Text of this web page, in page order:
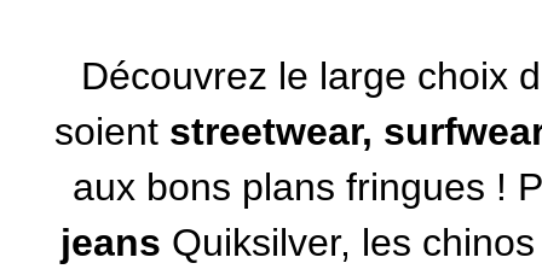
Découvrez le large choix
soient streetwear,
aux bons plans fringues !
jeans Quiksilver, les